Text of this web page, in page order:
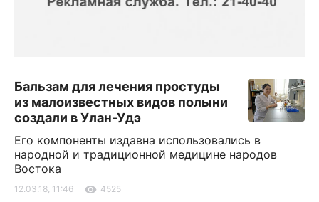
Бальзам для лечения простуды
из малоизвестных видов полыни
создали в Улан-Удэ
Его компоненты издавна использовались в
народной и традиционной медицине народов
Востока
12.03.18, 11:46 4525